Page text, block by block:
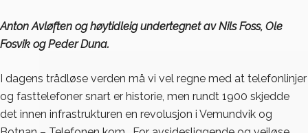
Anton Avløften og høytidleig undertegnet av Nils Foss, Ole
Fosvik og Peder Duna.
I dagens trådløse verden må vi vel regne med at telefonlinjer
og fasttelefoner snart er historie, men rundt 1900 skjedde
det innen infrastrukturen en revolusjon i Vemundvik og